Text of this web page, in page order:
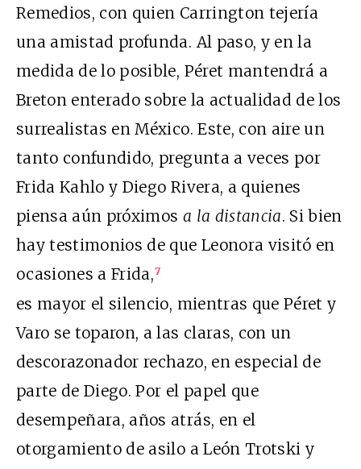
Remedios, con quien Carrington tejería
una amistad profunda. Al paso, y en la
medida de lo posible, Péret mantendrá a
Breton enterado sobre la actualidad de los
surrealistas en México. Este, con aire un
tanto confundido, pregunta a veces por
Frida Kahlo y Diego Rivera, a quienes
piensa aún próximos a la distancia. Si bien
hay testimonios de que Leonora visitó en
ocasiones a Frida,7
es mayor el silencio, mientras que Péret y
Varo se toparon, a las claras, con un
descorazonador rechazo, en especial de
parte de Diego. Por el papel que
desempeñara, años atrás, en el
otorgamiento de asilo a León Trotski y